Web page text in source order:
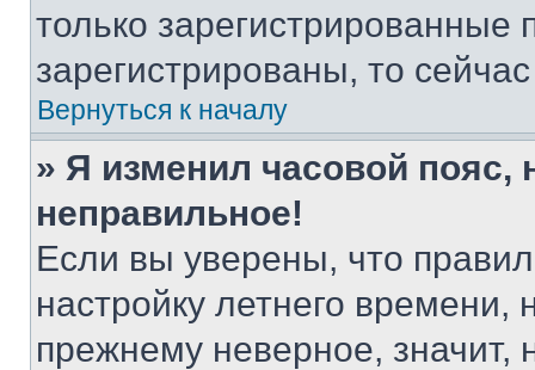
только
зарегистрированы, то
Вернуться к началу
» Я изменил часовой пояс,
неправильное!
Если вы уверены, что
настройку летнего
прежнему неверное, значит,